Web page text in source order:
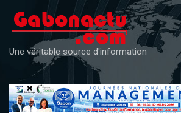
content
Une véritable source d'information